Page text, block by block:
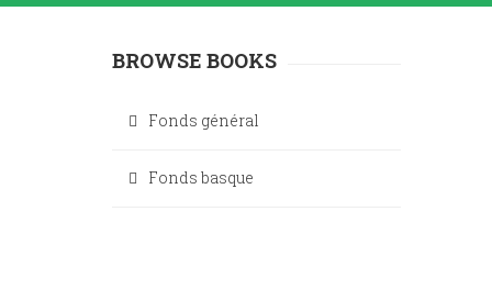
BROWSE BOOKS
Fonds général
Fonds basque